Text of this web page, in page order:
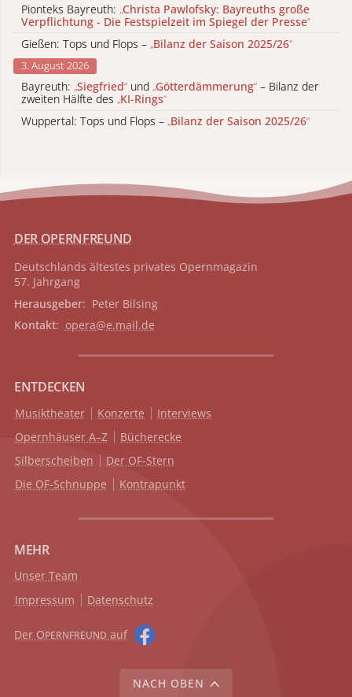
Pionteks Bayreuth: „Christa Pawlofsky: Bayreuths große
Verpflichtung - Die Festspielzeit im Spiegel der Presse“
Gießen: Tops und Flops – „Bilanz der Saison 2025/26“
3. August 2026
Bayreuth: „Siegfried“ und „Götterdämmerung“ – Bilanz der
zweiten Hälfte des „KI-Rings“
Wuppertal: Tops und Flops – „Bilanz der Saison 2025/26“
DER OPERNFREUND
Deutschlands ältestes privates Opernmagazin
57. Jahrgang
Herausgeber: Peter Bilsing
Kontakt: opera@e.mail.de
ENTDECKEN
Musiktheater Konzerte
Interviews
Opernhäuser A–Z
Bücherecke
Silberscheiben
Der OF-Stern
Die OF-Schnuppe
Kontrapunkt
MEHR
Unser Team
Impressum
Datenschutz
Der OPERNFREUND auf
NACH OBEN